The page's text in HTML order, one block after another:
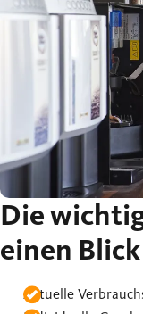
Die
einen Blick
Aktuelle